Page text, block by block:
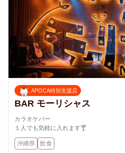
APOCA特別支援店
BAR モーリシャス
カラオケバー
１人でも気軽に入れます🍸
沖縄県 飲食